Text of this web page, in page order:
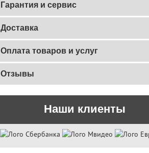
Гарантия и сервис
Доставка
Оплата товаров и услуг
Отзывы
Наши клиенты